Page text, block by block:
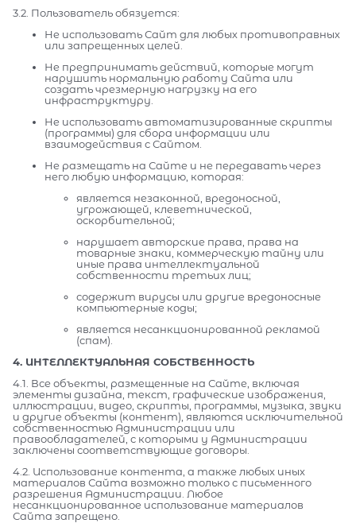
3.2. Пользователь обязуется:
Не использовать Сайт для любых противоправных
или запрещенных целей.
Не предпринимать действий, которые могут
нарушить нормальную работу Сайта или
создать чрезмерную нагрузку на его
инфраструктуру.
Не использовать автоматизированные скрипты
(программы) для сбора информации или
взаимодействия с Сайтом.
Не размещать на Сайте и не передавать через
него любую информацию, которая:
является незаконной, вредоносной,
угрожающей, клеветнической,
оскорбительной;
нарушает авторские права, права на
товарные знаки, коммерческую тайну или
иные права интеллектуальной
собственности третьих лиц;
содержит вирусы или другие вредоносные
компьютерные коды;
является несанкционированной рекламой
(спам).
4. ИНТЕЛЛЕКТУАЛЬНАЯ СОБСТВЕННОСТЬ
4.1. Все объекты, размещенные на Сайте, включая
элементы дизайна, текст, графические изображения,
иллюстрации, видео, скрипты, программы, музыка, звуки
и другие объекты (контент), являются исключительной
собственностью Администрации или
правообладателей, с которыми у Администрации
заключены соответствующие договоры.
4.2. Использование контента, а также любых иных
материалов Сайта возможно только с письменного
разрешения Администрации. Любое
несанкционированное использование материалов
Сайта запрещено.